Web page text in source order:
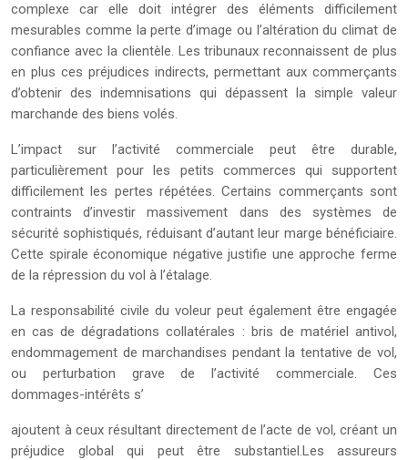
complexe car elle doit intégrer des éléments difficilement
mesurables comme la perte d’image ou l’altération du climat de
confiance avec la clientèle. Les tribunaux reconnaissent de plus
en plus ces préjudices indirects, permettant aux commerçants
d’obtenir des indemnisations qui dépassent la simple valeur
marchande des biens volés.
L’impact sur l’activité commerciale peut être durable,
particulièrement pour les petits commerces qui supportent
difficilement les pertes répétées. Certains commerçants sont
contraints d’investir massivement dans des systèmes de
sécurité sophistiqués, réduisant d’autant leur marge bénéficiaire.
Cette spirale économique négative justifie une approche ferme
de la répression du vol à l’étalage.
La responsabilité civile du voleur peut également être engagée
en cas de dégradations collatérales : bris de matériel antivol,
endommagement de marchandises pendant la tentative de vol,
ou perturbation grave de l’activité commerciale. Ces
dommages-intérêts s’
ajoutent à ceux résultant directement de l’acte de vol, créant un
préjudice global qui peut être substantiel.Les assureurs